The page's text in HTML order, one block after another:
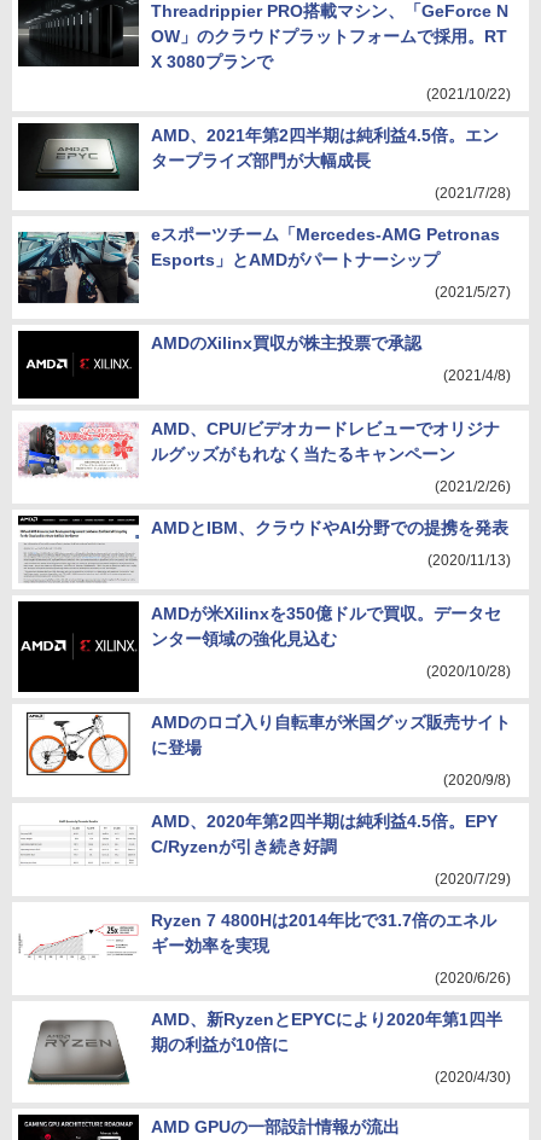
Threadrippier PRO搭載マシン、「GeForce N
OW」のクラウドプラットフォームで採用。RT
X 3080プランで
(2021/10/22)
AMD、2021年第2四半期は純利益4.5倍。エン
タープライズ部門が大幅成長
(2021/7/28)
eスポーツチーム「Mercedes-AMG Petronas
Esports」とAMDがパートナーシップ
(2021/5/27)
AMDのXilinx買収が株主投票で承認
(2021/4/8)
AMD、CPU/ビデオカードレビューでオリジナ
ルグッズがもれなく当たるキャンペーン
(2021/2/26)
AMDとIBM、クラウドやAI分野での提携を発表
(2020/11/13)
AMDが米Xilinxを350億ドルで買収。データセ
ンター領域の強化見込む
(2020/10/28)
AMDのロゴ入り自転車が米国グッズ販売サイト
に登場
(2020/9/8)
AMD、2020年第2四半期は純利益4.5倍。EPY
C/Ryzenが引き続き好調
(2020/7/29)
Ryzen 7 4800Hは2014年比で31.7倍のエネル
ギー効率を実現
(2020/6/26)
AMD、新RyzenとEPYCにより2020年第1四半
期の利益が10倍に
(2020/4/30)
AMD GPUの一部設計情報が流出